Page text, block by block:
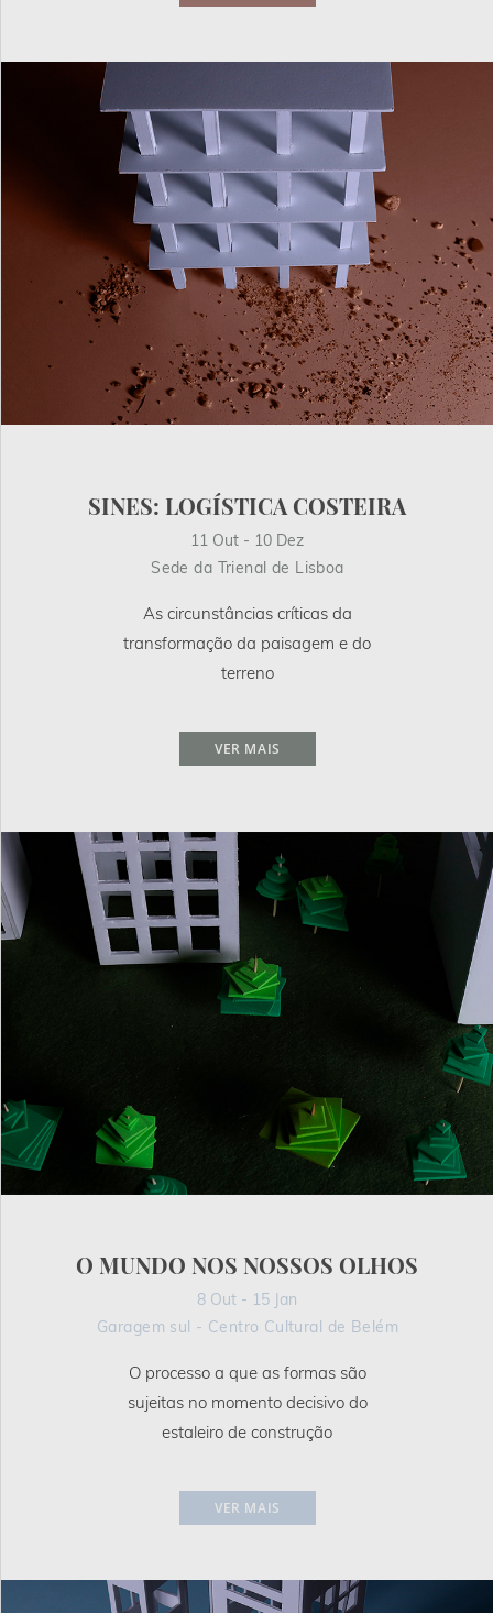
SINES: LOGÍSTICA COSTEIRA
11 Out - 10 Dez
Sede da Trienal de Lisboa
As circunstâncias críticas da
transformação da paisagem e do
terreno
VER MAIS
O MUNDO NOS NOSSOS OLHOS
8 Out - 15 Jan
Garagem sul - Centro Cultural de Belém
O processo a que as formas são
sujeitas no momento decisivo do
estaleiro de construção
VER MAIS